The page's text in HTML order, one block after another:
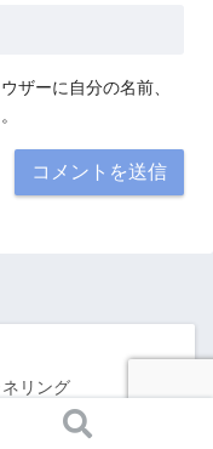
ザーに自分の名前、
リング